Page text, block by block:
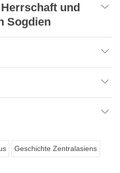
und
Sogdien
Geschichte Zentralasiens